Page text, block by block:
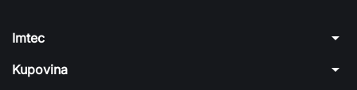
Imtec arrow_drop_down
Kupovina arrow_drop_down